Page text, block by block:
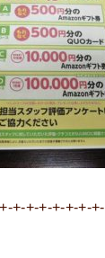
+-+-+-+-+-+-+-